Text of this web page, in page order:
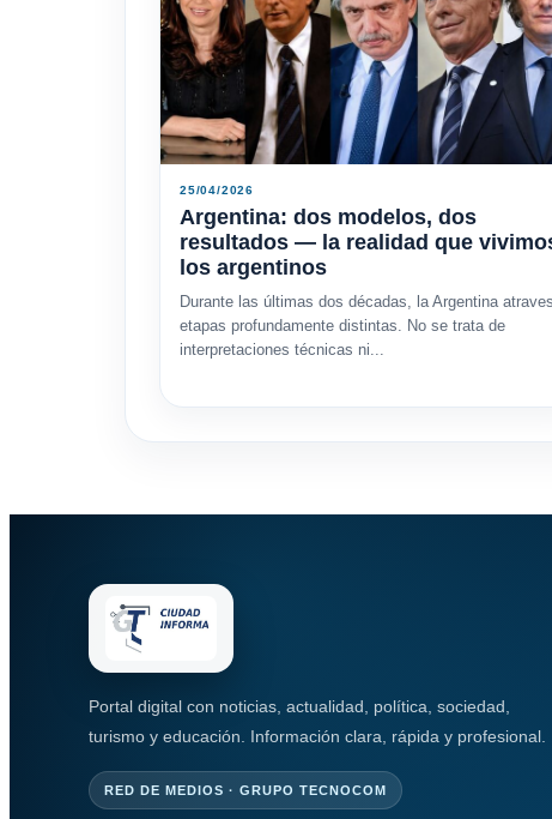
25/04/2026
Argentina: dos modelos, dos
resultados — la realidad que
los argentinos
Durante las últimas dos décadas, la Argentina
etapas profundamente distintas. No se trata de
interpretaciones técnicas ni...
Portal digital con noticias, actualidad, política, sociedad,
turismo y educación. Información clara, rápida y profesional.
RED DE MEDIOS · GRUPO TECNOCOM